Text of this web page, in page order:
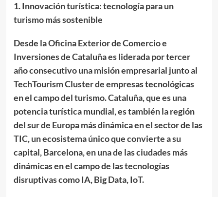
1. Innovación turística: tecnología para un
turismo más sostenible
Desde la Oficina Exterior de Comercio e
Inversiones de Cataluña es liderada por tercer
año consecutivo una misión empresarial junto al
TechTourism Cluster de empresas tecnológicas
en el campo del turismo. Cataluña, que es una
potencia turística mundial, es también la región
del sur de Europa más dinámica en el sector de las
TIC, un ecosistema único que convierte a su
capital, Barcelona, en una de las ciudades más
dinámicas en el campo de las tecnologías
disruptivas como IA, Big Data, IoT.